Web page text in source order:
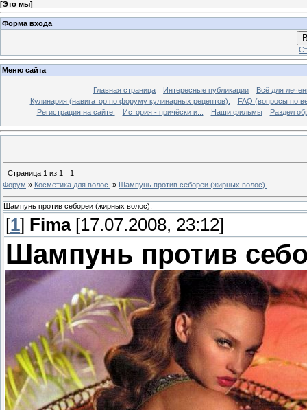
[Это мы]
Форма входа
Меню сайта
Главная страница Интересные публикации
Всё для
Кулинария (навигатор по форуму кулинарных рецептов).
FAQ (вопросы по
Регистрация на сайте.
История - причёски и... Наши фильмы Раздел
Страница 1 из 1
1
Форум » Косметика для волос. » Шампунь против себореи (жирных волос).
Шампунь против себореи (жирных волос).
[1] Fima[17.07.2008, 23:12]
Шампунь против